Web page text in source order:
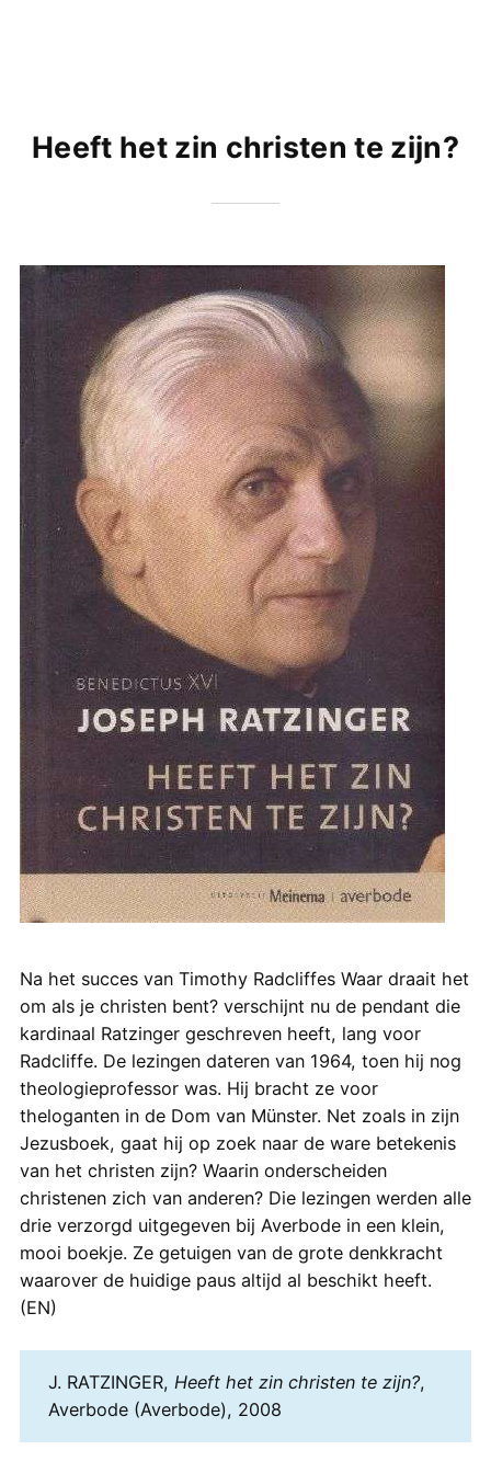
Heeft het zin christen te zijn?
Na het succes van Timothy Radcliffes Waar draait het
om als je christen bent? verschijnt nu de pendant die
kardinaal Ratzinger geschreven heeft, lang voor
Radcliffe. De lezingen dateren van 1964, toen hij nog
theologieprofessor was. Hij bracht ze voor
theloganten in de Dom van Münster. Net zoals in zijn
Jezusboek, gaat hij op zoek naar de ware betekenis
van het christen zijn? Waarin onderscheiden
christenen zich van anderen? Die lezingen werden alle
drie verzorgd uitgegeven bij Averbode in een klein,
mooi boekje. Ze getuigen van de grote denkkracht
waarover de huidige paus altijd al beschikt heeft.
(EN)
J. RATZINGER, Heeft het zin christen te zijn?,
Averbode (Averbode), 2008